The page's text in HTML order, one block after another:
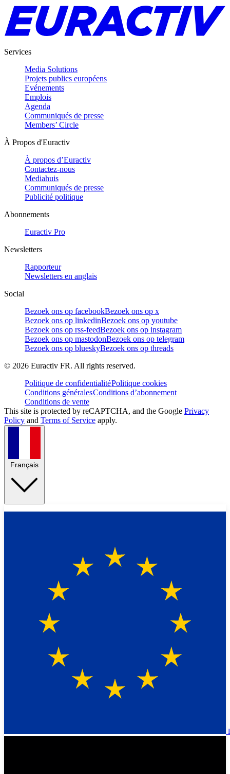
Services
Media Solutions
Projets publics européens
Evénements
Emplois
Agenda
Communiqués de presse
Members’ Circle
À Propos d'Euractiv
À propos d’Euractiv
Contactez-nous
Mediahuis
Communiqués de presse
Publicité politique
Abonnements
Euractiv Pro
Newsletters
Rapporteur
Newsletters en anglais
Social
Bezoek ons op facebookBezoek ons op x
Bezoek ons op linkedinBezoek ons op youtube
Bezoek ons op rss-feedBezoek ons op instagram
Bezoek ons op mastodonBezoek ons op telegram
Bezoek ons op blueskyBezoek ons op threads
© 2026 Euractiv FR. All rights reserved.
Politique de confidentialitéPolitique cookies
Conditions généralesConditions d’abonnement
Conditions de vente
This site is protected by reCAPTCHA, and the Google Privacy
Policy and Terms of Service apply.
Français